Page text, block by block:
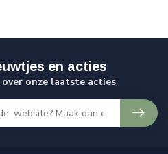
en acties
onze laatste acties